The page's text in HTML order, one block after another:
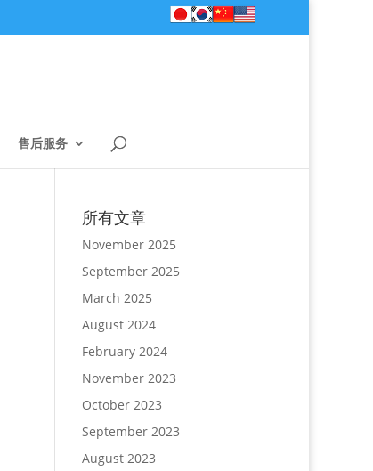
售后服务
所有文章
November 2025
September 2025
March 2025
August 2024
February 2024
November 2023
October 2023
September 2023
August 2023